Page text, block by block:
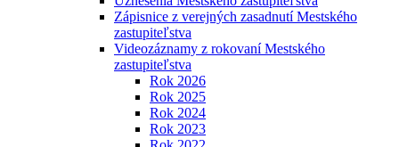
Zápisnice z verejných zasadnutí Mestského
zastupiteľstva
Videozáznamy z rokovaní Mestského
zastupiteľstva
Rok 2026
Rok 2025
Rok 2024
Rok 2023